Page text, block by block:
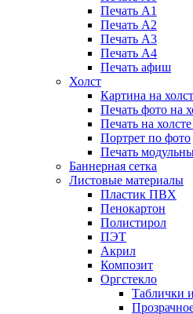
Печать А1
Печать А2
Печать А3
Печать А4
Печать афиш
Холст
Картина на
Печать фото на
Печать на
Портрет по фото
Печать
Баннерная сетка
Листовые материалы
Пластик ПВХ
Пенокартон
Полистирол
ПЭТ
Акрил
Композит
Оргстекло
Таблички